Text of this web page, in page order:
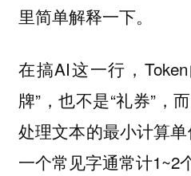
里简单解释一下。
在搞AI这一行，
牌”，也不是“礼券”，
处理文本的最小计算
一个常见字通常计1~2